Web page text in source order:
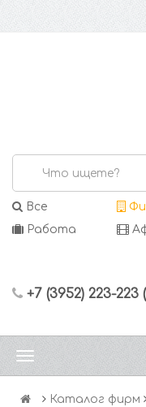
Все
Работа
+7 (3952) 223-
Каталог фирм